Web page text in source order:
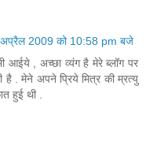
2009 को 10:58 pm बजे
आईये , अच्छा व्यंग है मेरे ब्लॉग पर
है . मेने अपने प्रिये मित्र की म्रत्यु
हुई थी .